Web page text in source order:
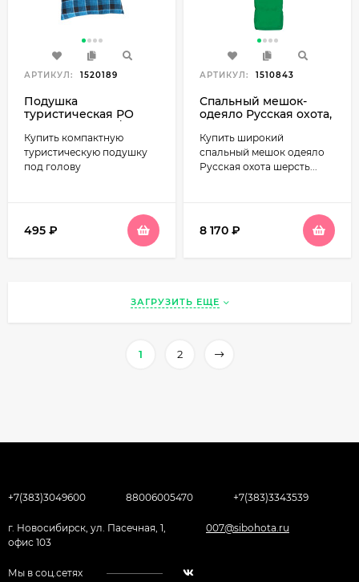
АРТИКУЛ: 1520189
Подушка
туристическая РО
холлофайбер
Купить компактную
туристическую подушку
под голову
495 ₽
АРТИКУЛ: 1510843
Спальный мешок-
одеяло Русская охота,
(100 см) с
подголовником,
фланель
Купить широкий
спальный мешок одеяло
Русская охота шерсть...
8 170 ₽
ЗАГРУЗИТЬ ЕЩЕ
1 2
+7(383)3049600 88006005470 +7(383)3343539
г. Новосибирск, ул. Пасечная, 1,
офис 103
007@sibohota.ru
Мы в соц.сетях